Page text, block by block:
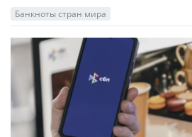
Банкноты стран мира